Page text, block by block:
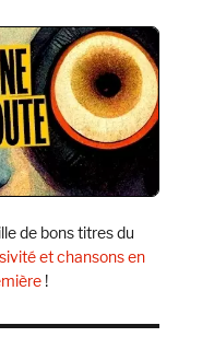
de bons titres du
et chansons en
!